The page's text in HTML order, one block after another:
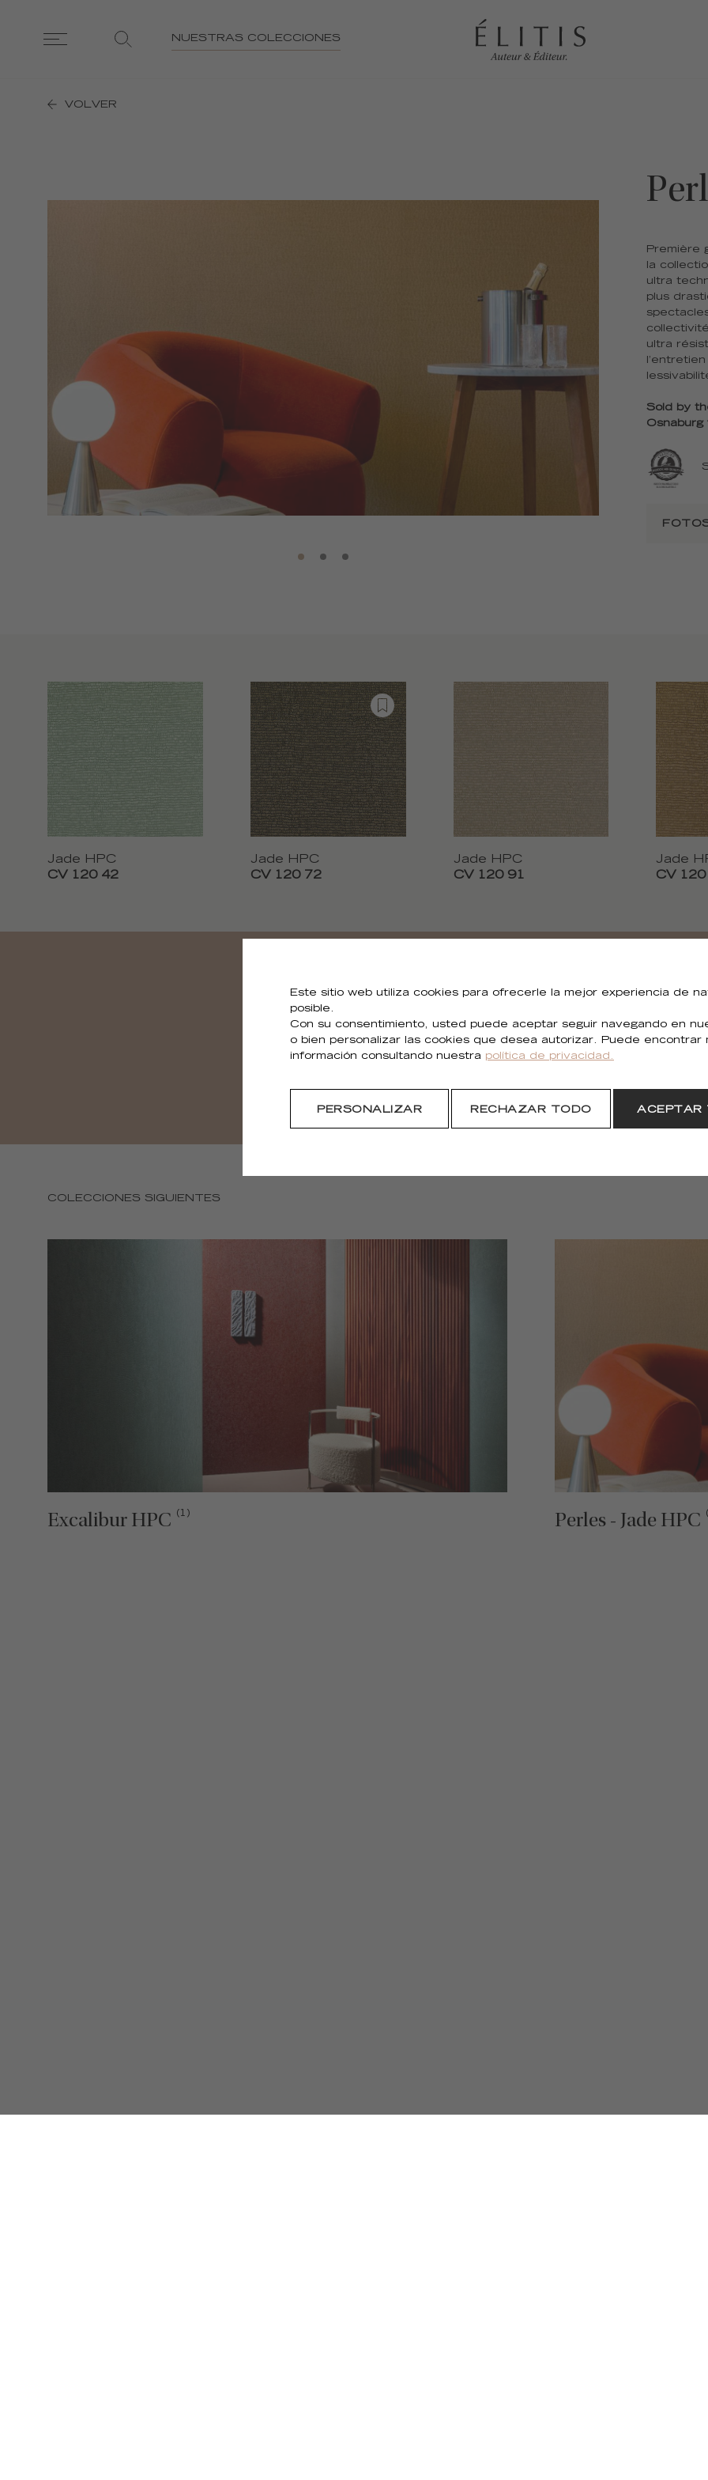
NUESTRAS COLECCIONES
VOLVER
Première
la
ultra
plus
ultra
Sold by
Osnaburg
Jade HPC
CV 120 42
Jade HPC
CV 120 72
Jade HPC
CV 120 91
Jade
CV
¿Necesitas todas las imágenes?
Puedes descargar todas las imágenes de la colección.
COLECCIONES SIGUIENTES
Excalibur HPC (1) Perles - Jade HPC
Este sitio web utiliza cookies para ofrecerle la mejor experiencia de
posible.
Con su consentimiento, usted puede aceptar seguir navegando en
o bien personalizar las cookies que desea autorizar. Puede encontrar
información consultando nuestra política de privacidad.
PERSONALIZAR RECHAZAR TODO ACEPTAR